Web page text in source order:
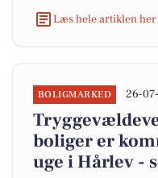
Læs hele artiklen her
BOLIGMARKED 26-
boliger er
uge i Hårlev -